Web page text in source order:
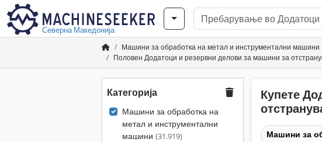
Северна Македонија
Машини за обработка на метал и инструментални машини
Половен Додатоци и резервни делови за машини за
Категорија
Машини за обработка на
метал и инструментални
машини (31.919)
Купете
Машини за